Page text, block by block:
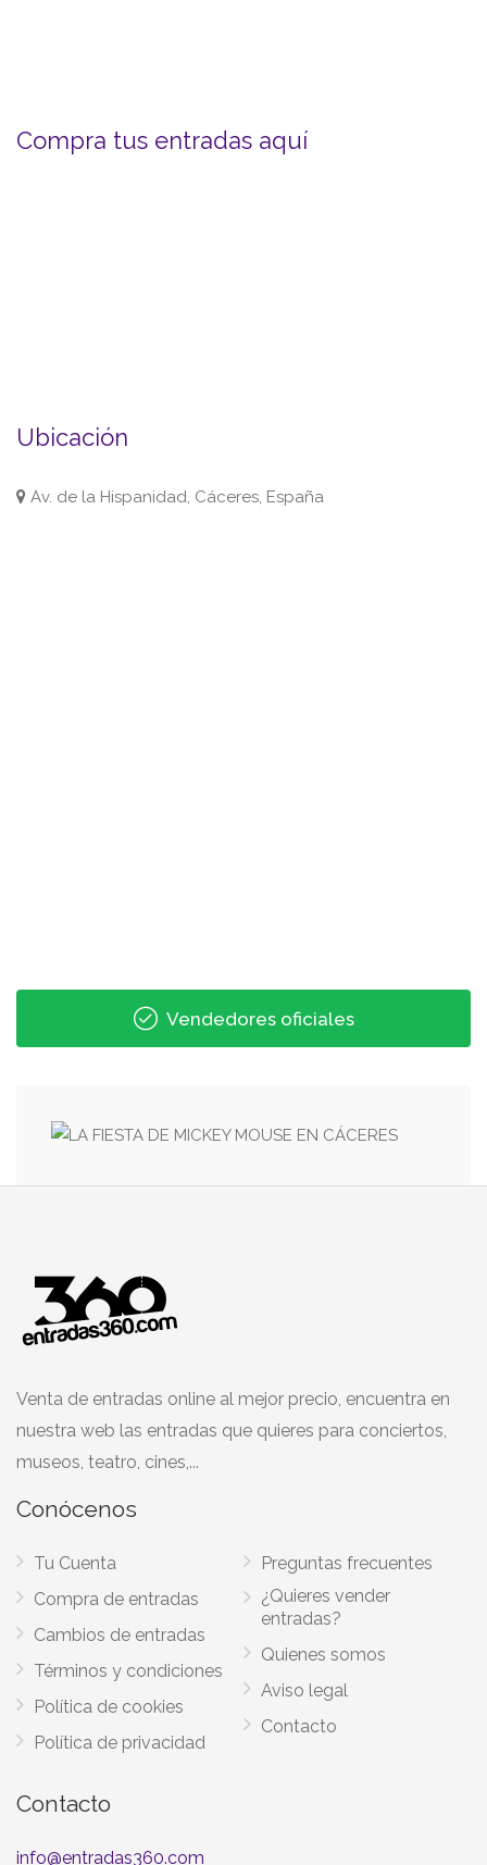
Compra tus entradas aquí
Ubicación
Av. de la Hispanidad, Cáceres, España
Vendedores oficiales
Venta de entradas online al mejor precio, encuentra en
nuestra web las entradas que quieres para conciertos,
museos, teatro, cines,...
Conócenos
Tu Cuenta
Compra de entradas
Cambios de entradas
Términos y condiciones
Política de cookies
Política de privacidad
Preguntas frecuentes
¿Quieres vender
entradas?
Quienes somos
Aviso legal
Contacto
Contacto
info@entradas360.com